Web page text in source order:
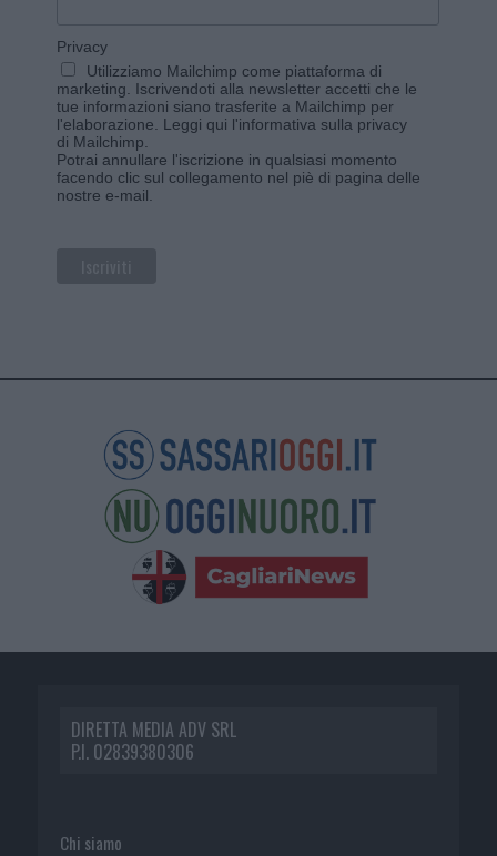
Privacy
Utilizziamo Mailchimp come piattaforma di
marketing. Iscrivendoti alla newsletter accetti che le
tue informazioni siano trasferite a Mailchimp per
l'elaborazione. Leggi qui l'informativa sulla privacy
di Mailchimp
Potrai annullare l'iscrizione in qualsiasi momento
facendo clic sul collegamento nel piè di pagina delle
nostre e-mail.
DIRETTA MEDIA ADV SRL
P.I. 02839380306
Chi siamo